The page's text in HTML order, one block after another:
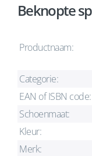
Beknopte
Productnaam:
Categorie:
EAN of ISBN code:
Schoenmaat:
Kleur:
Merk: